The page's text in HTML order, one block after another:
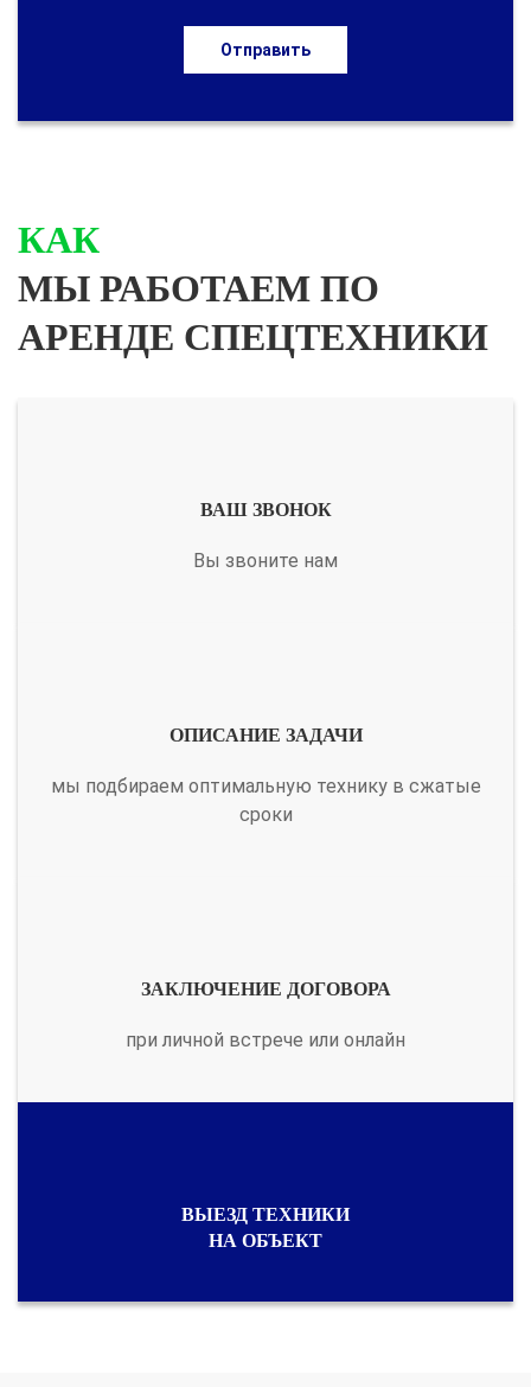
Отправить
КАК
МЫ РАБОТАЕМ ПО
АРЕНДЕ СПЕЦТЕХНИКИ
ВАШ ЗВОНОК
Вы звоните нам
ОПИСАНИЕ ЗАДАЧИ
мы подбираем оптимальную технику в сжатые
сроки
ЗАКЛЮЧЕНИЕ ДОГОВОРА
при личной встрече или онлайн
ВЫЕЗД ТЕХНИКИ
НА ОБЪЕКТ